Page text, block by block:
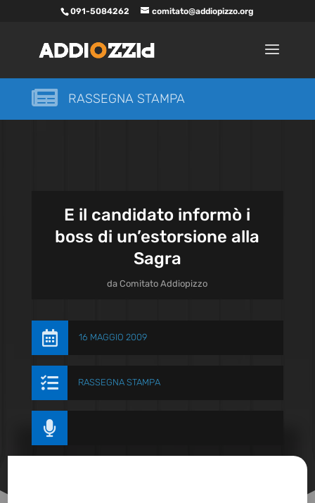
091-5084262 comitato@addiopizzo.org
 RASSEGNA STAMPA
E il candidato informò i
boss di un’estorsione alla
Sagra
daComitato Addiopizzo
 16 MAGGIO 2009
 RASSEGNA STAMPA
